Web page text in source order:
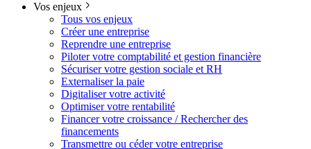
Vos enjeux
Tous vos enjeux
Créer une entreprise
Reprendre une entreprise
Piloter votre comptabilité et gestion financière
Sécuriser votre gestion sociale et RH
Externaliser la paie
Digitaliser votre activité
Optimiser votre rentabilité
Financer votre croissance / Rechercher des
financements
Transmettre ou céder votre entreprise